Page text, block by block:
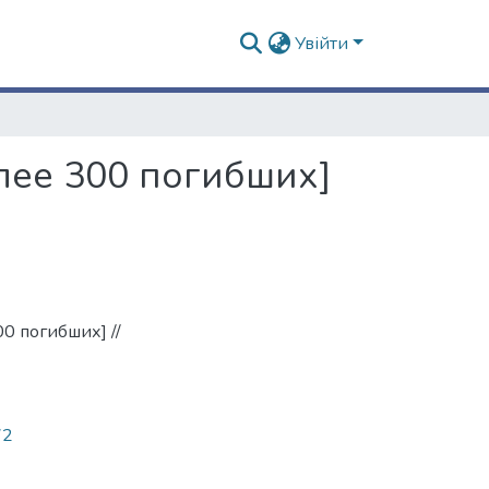
Увійти
300 погибших]
погибших] //